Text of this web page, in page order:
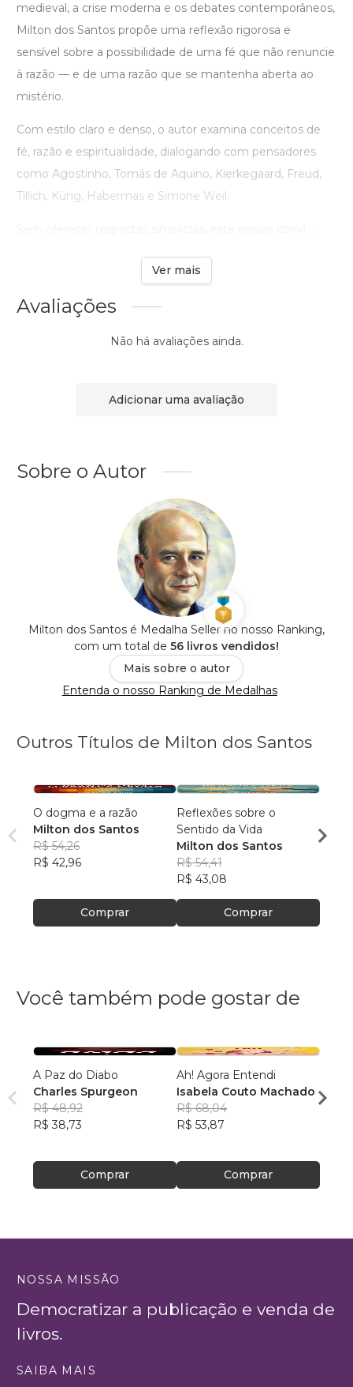
medieval, a crise moderna e os debates contemporâneos,
Milton dos Santos propõe uma reflexão rigorosa e
sensível sobre a possibilidade de uma fé que não renuncie
à razão — e de uma razão que se mantenha aberta ao
mistério.
Com estilo claro e denso, o autor examina conceitos de
fé, razão e espiritualidade, dialogando com pensadores
como Agostinho, Tomás de Aquino, Kierkegaard, Freud,
Tillich, Küng, Habermas e Simone Weil.
Ver mais
Avaliações
Não há avaliações ainda.
Adicionar uma avaliação
Sobre o Autor
Milton dos Santos é Medalha Seller no nosso Ranking,
com um total de 56 livros vendidos!
Mais sobre o autor
Entenda o nosso Ranking de Medalhas
Outros Títulos de Milton dos Santos
O dogma e a razão
Milton dos Santos
R$ 54,26
R$ 42,96
Comprar
Reflexões sobre o
Sentido da Vida
Milton dos Santos
R$ 54,41
R$ 43,08
Comprar
R$
Você também pode gostar de
A Paz do Diabo
Charles Spurgeon
R$ 48,92
R$ 38,73
Comprar
Ah! Agora Entendi
Isabela Couto Machado
R$ 68,04
R$ 53,87
Comprar
Luiz
R$
NOSSA MISSÃO
Democratizar a publicação e venda de
livros.
SAIBA MAIS